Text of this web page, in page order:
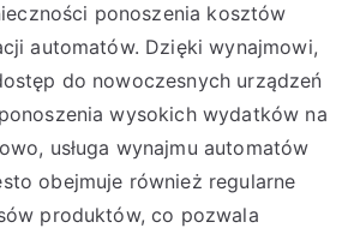
ponoszenia kosztów
automatów. Dzięki wynajmowi,
do nowoczesnych urządzeń
wysokich wydatków na
usługa wynajmu automatów
obejmuje również regularne
produktów, co pozwala